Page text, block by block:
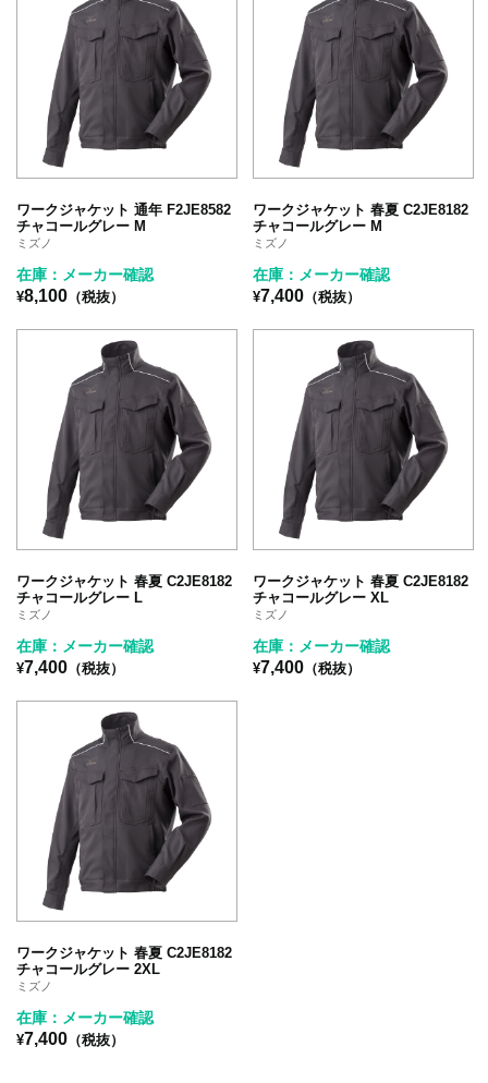
ワークジャケット 通年 F2JE8582
チャコールグレー M
ミズノ
在庫：メーカー確認
¥8,100 （税抜）
ワークジャケット 春夏 C2JE8182
チャコールグレー M
ミズノ
在庫：メーカー確認
¥7,400 （税抜）
ワークジャケット 春夏 C2JE8182
チャコールグレー L
ミズノ
在庫：メーカー確認
¥7,400 （税抜）
ワークジャケット 春夏 C2JE8182
チャコールグレー XL
ミズノ
在庫：メーカー確認
¥7,400 （税抜）
ワークジャケット 春夏 C2JE8182
チャコールグレー 2XL
ミズノ
在庫：メーカー確認
¥7,400 （税抜）